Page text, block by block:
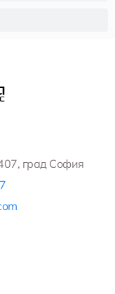
град София